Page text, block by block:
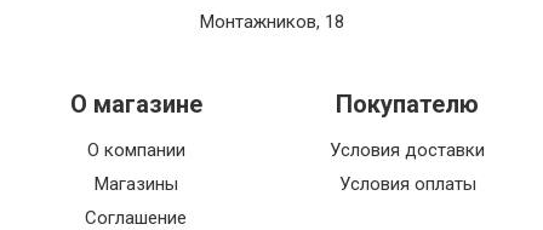
Монтажников, 18
О магазине
О компании
Магазины
Соглашение
Покупателю
Условия доставки
Условия оплаты